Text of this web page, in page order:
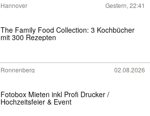
Hannover Gestern, 22:41
The Family Food Collection: 3 Kochbücher
mit 300 Rezepten
Ronnenberg 02.08.2026
Fotobox Mieten inkl Profi Drucker /
Hochzeitsfeier & Event